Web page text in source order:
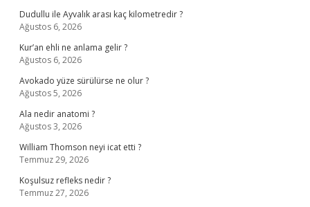
Dudullu ile Ayvalık arası kaç kilometredir ?
Ağustos 6, 2026
Kur’an ehli ne anlama gelir ?
Ağustos 6, 2026
Avokado yüze sürülürse ne olur ?
Ağustos 5, 2026
Ala nedir anatomi ?
Ağustos 3, 2026
William Thomson neyi icat etti ?
Temmuz 29, 2026
Koşulsuz refleks nedir ?
Temmuz 27, 2026